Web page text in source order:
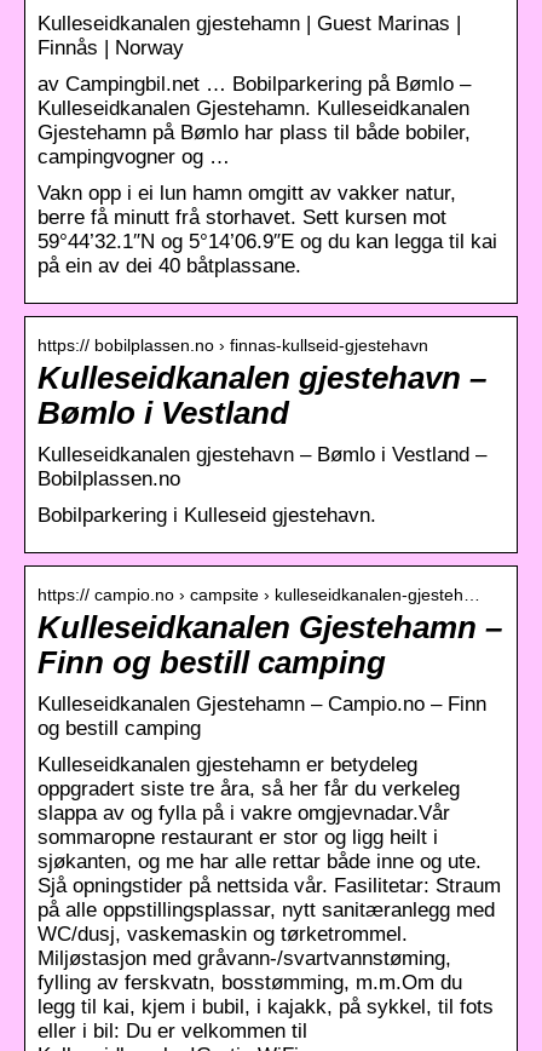
Kulleseidkanalen gjestehamn | Guest Marinas |
Finnås | Norway
av Campingbil.net … Bobilparkering på Bømlo –
Kulleseidkanalen Gjestehamn. Kulleseidkanalen
Gjestehamn på Bømlo har plass til både bobiler,
campingvogner og …
Vakn opp i ei lun hamn omgitt av vakker natur,
berre få minutt frå storhavet. Sett kursen mot
59°44’32.1″N og 5°14’06.9″E og du kan legga til kai
på ein av dei 40 båtplassane.
https:// bobilplassen.no › finnas-kullseid-gjestehavn
Kulleseidkanalen gjestehavn –
Bømlo i Vestland
Kulleseidkanalen gjestehavn – Bømlo i Vestland –
Bobilplassen.no
Bobilparkering i Kulleseid gjestehavn.
https:// campio.no › campsite › kulleseidkanalen-gjesteh…
Kulleseidkanalen Gjestehamn –
Finn og bestill camping
Kulleseidkanalen Gjestehamn – Campio.no – Finn
og bestill camping
Kulleseidkanalen gjestehamn er betydeleg
oppgradert siste tre åra, så her får du verkeleg
slappa av og fylla på i vakre omgjevnadar.Vår
sommaropne restaurant er stor og ligg heilt i
sjøkanten, og me har alle rettar både inne og ute.
Sjå opningstider på nettsida vår. Fasilitetar: Straum
på alle oppstillingsplassar, nytt sanitæranlegg med
WC/dusj, vaskemaskin og tørketrommel.
Miljøstasjon med gråvann-/svartvannstøming,
fylling av ferskvatn, bosstømming, m.m.Om du
legg til kai, kjem i bubil, i kajakk, på sykkel, til fots
eller i bil: Du er velkommen til